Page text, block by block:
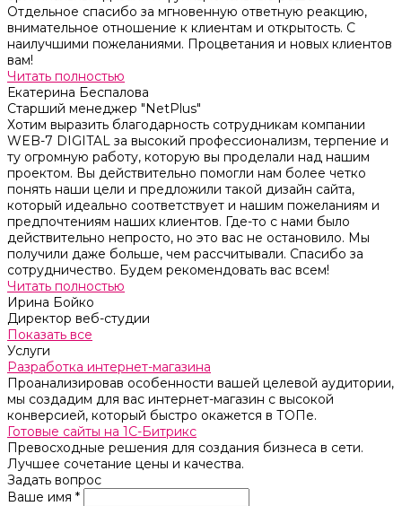
Отдельное спасибо за мгновенную ответную реакцию,
внимательное отношение к клиентам и открытость. С
наилучшими пожеланиями. Процветания и новых клиентов
вам!
Читать полностью
Екатерина Беспалова
Старший менеджер "NetPlus"
Хотим выразить благодарность сотрудникам компании
WEB-7 DIGITAL за высокий профессионализм, терпение и
ту огромную работу, которую вы проделали над нашим
проектом. Вы действительно помогли нам более четко
понять наши цели и предложили такой дизайн сайта,
который идеально соответствует и нашим пожеланиям и
предпочтениям наших клиентов. Где-то с нами было
действительно непросто, но это вас не остановило. Мы
получили даже больше, чем рассчитывали. Спасибо за
сотрудничество. Будем рекомендовать вас всем!
Читать полностью
Ирина Бойко
Директор веб-студии
Показать все
Услуги
Разработка интернет-магазина
Проанализировав особенности вашей целевой аудитории,
мы создадим для вас интернет-магазин с высокой
конверсией, который быстро окажется в ТОПе.
Готовые сайты на 1С-Битрикс
Превосходные решения для создания бизнеса в сети.
Лучшее сочетание цены и качества.
Задать вопрос
Ваше имя *